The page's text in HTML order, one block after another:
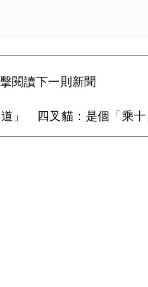
閱讀下一則新聞
」 四叉貓：是個「乘十